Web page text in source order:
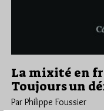
La mixité en
Toujours un
Par Philippe Foussier